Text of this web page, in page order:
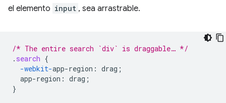
el elemento input , sea arrastrable.
/* The entire search `div` is draggable… */
. search {
-webkit-app-region : drag ;
app-region : drag ;
}